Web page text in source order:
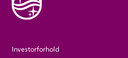
Investorforhold